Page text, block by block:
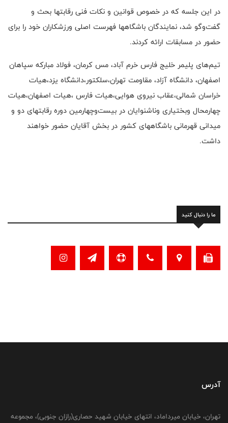
در این جلسه که در خصوص قوانین و نکات فنی رقابتها بحث و
گفت‌و‌گو شد، نمایندگان باشگاهها فهرست اصلی ورزشکاران خود را برای
حضور در مسابقات ارائه کردند.
تیم‌های پلیمر خلیج فارس خرم آباد، مس کرمان، فولاد مبارکه سپاهان
اصفهان، دانشگاه آزاد، مقاومت تهران،سلکتور،دانشگاه یزد،هیات
خراسان شمالی،عقاب نیروی هوایی،هیات فارس ،هیات اصفهان،هیات
چهارمحال وبختیاری وناشنوایان در بیست‌و‌چهارمین دوره رقابتهای دو و
میدانی قهرمانی باشگاههای کشور در بخش آقایان حضور خواهند
داشت.
ما را دنبال کنید
آدرس
تهران، خیابان میرداماد، انتهای خیابان شهید حصاری(رازان جنوبی)، مجموعه